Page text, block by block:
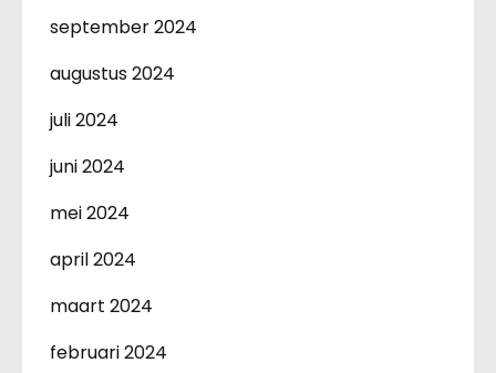
september 2024
augustus 2024
juli 2024
juni 2024
mei 2024
april 2024
maart 2024
februari 2024